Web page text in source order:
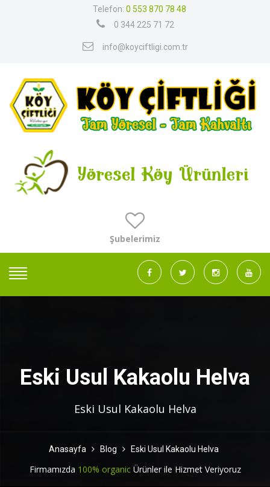
Telefon: 0 553 870 78 48
0 344 225 71 72
info@koyciftligi.com.tr
Şubelerimiz
Eski Usul Kakaolu Helva
Eski Usul Kakaolu Helva
Anasayfa Blog Eski Usul Kakaolu Helva
Firmamızda 100% organicÜrünler ile Hizmet Veriyoruz